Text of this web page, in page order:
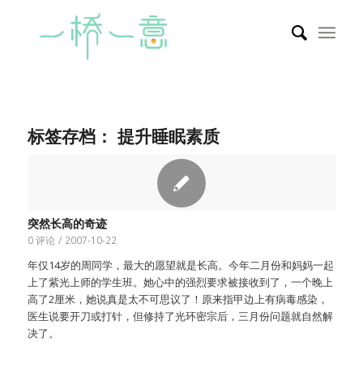
标签存档： 提升睡眠素质
突然长高的奇迹
0 评论 / 2007-10-22
年仅14岁的周同学，最大的愿望就是长高。今年二月份和妈妈一起
上了紫光上师的学生班。她心中的强烈要求被接收到了，一个晚上
高了2厘米，她说真是太不可思议了！原来指甲边上有病毒感染，
医生说要开刀或打针，但修持了光环密宗后，三月份问题就自然解
决了。